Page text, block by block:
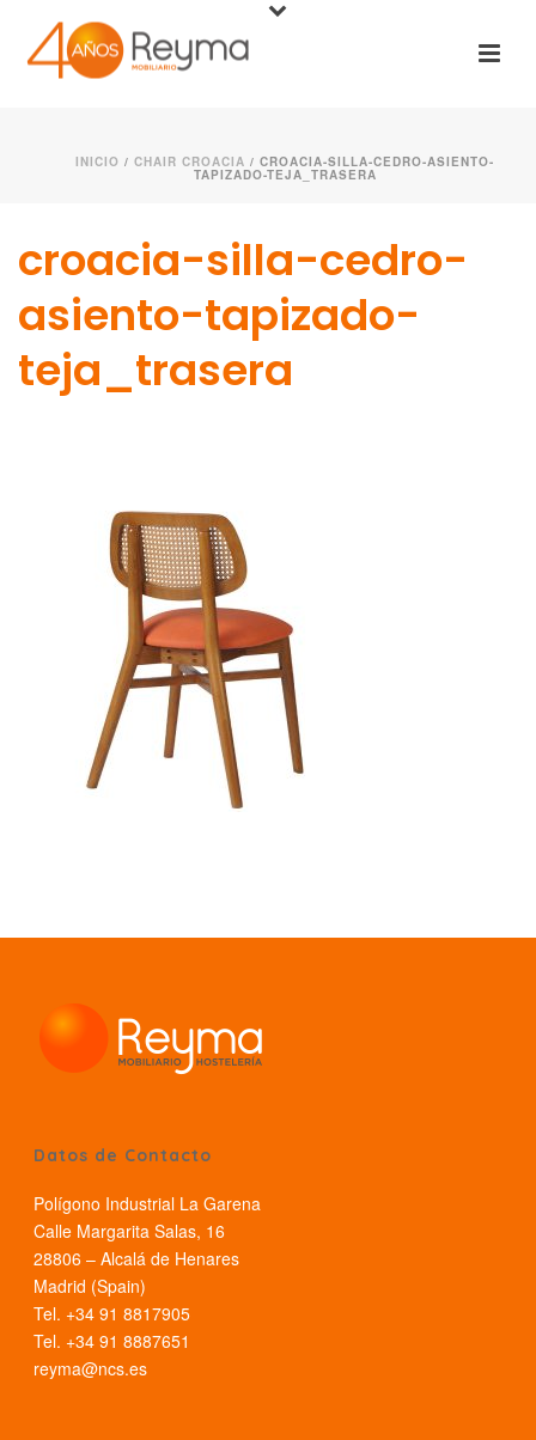
INICIO / CHAIR CROACIA / CROACIA-SILLA-CEDRO-ASIENTO-
TAPIZADO-TEJA_TRASERA
croacia-silla-cedro-
asiento-tapizado-
teja_trasera
Datos de Contacto
Polígono Industrial La Garena
Calle Margarita Salas, 16
28806 – Alcalá de Henares
Madrid (Spain)
Tel. +34 91 8817905
Tel. +34 91 8887651
reyma@ncs.es